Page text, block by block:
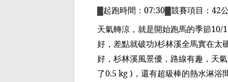
▓起跑時間： 07:30▓競賽項目： 42
天氣轉涼，就是開始跑馬的季節10/
好，差點就破功)杉林溪全馬實在太
好，杉林溪風景優，路線有趣，天
了0.5 kg ) ，還有超級棒的熱水淋